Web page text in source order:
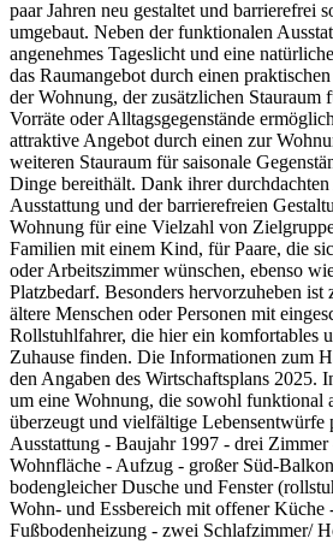
paar Jahren neu gestaltet und barrierefrei
umgebaut. Neben der funktionalen
angenehmes Tageslicht und eine
das Raumangebot durch einen
der Wohnung, der zusätzlichen Stauraum
Vorräte oder Alltagsgegenstände
attraktive Angebot durch einen zur
weiteren Stauraum für saisonale
Dinge bereithält. Dank ihrer
Ausstattung und der barrierefreien
Wohnung für eine Vielzahl von
Familien mit einem Kind, für Paare, die
oder Arbeitszimmer wünschen, ebenso
Platzbedarf. Besonders hervorzuheben
ältere Menschen oder Personen mit
Rollstuhlfahrer, die hier ein komfortables
Zuhause finden. Die Informationen zum
den Angaben des Wirtschaftsplans 2025.
um eine Wohnung, die sowohl funktional
überzeugt und vielfältige Lebensentwürfe
Ausstattung - Baujahr 1997 - drei
Wohnfläche - Aufzug - großer Süd-
bodengleicher Dusche und Fenster
Wohn‑ und Essbereich mit offener Küche
Fußbodenheizung - zwei Schlafzimmer/